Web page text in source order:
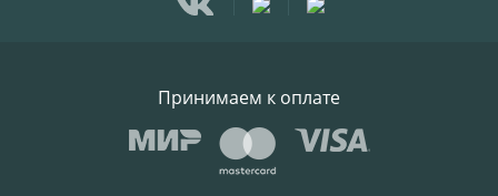
Принимаем к оплате